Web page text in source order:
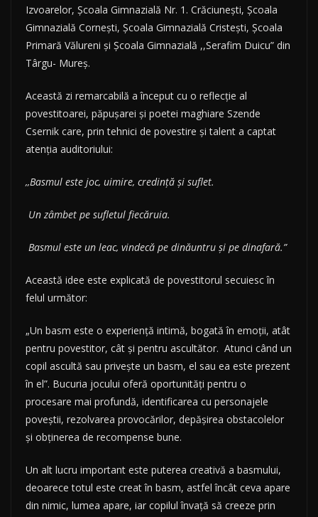
Izvoarelor, Școala Gimnazială Nr. 1. Crăciunești, Școala
Gimnazială Cornești, Școala Gimnazială Cristești, Școala
Primară Vălureni și Școala Gimnazială ,,Serafim Duicu” din
Târgu- Mureș.
Această zi remarcabilă a început cu o reflecție al
povestitoarei, păpușarei și poetei maghiare Szende
Csernik care, prin tehnici de povestire și talent a captat
atenția auditoriului:
,,Basmul este joc, uimire, credință și suflet.
Un zâmbet pe sufletul fiecăruia.
Basmul este un leac, vindecă pe dinăuntru și pe dinafară.”
Această idee este explicată de povestitorul secuiesc în
felul următor:
„Un basm este o experiență intimă, bogată în emoții, atât
pentru povestitor, cât și pentru ascultător. Atunci când un
copil ascultă sau privește un basm, el sau ea este prezent
în el”. Bucuria jocului oferă oportunități pentru o
procesare mai profundă, identificarea cu personajele
poveștii, rezolvarea provocărilor, depășirea obstacolelor
și obținerea de recompense bune.
Un alt lucru important este puterea creativă a basmului,
deoarece totul este creat în basm, astfel încât ceva apare
din nimic, lumea apare, iar copilul învață să creeze prin